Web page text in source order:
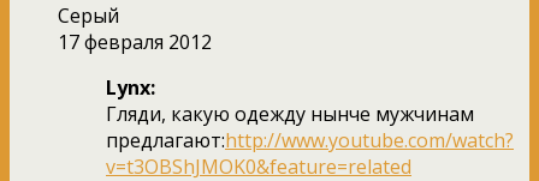
Серый
17 февраля 2012
Lynx:
Гляди, какую одежду нынче мужчинам
предлагают:http://www.youtube.com/watch?
v=t3OBShJMOK0&feature=related